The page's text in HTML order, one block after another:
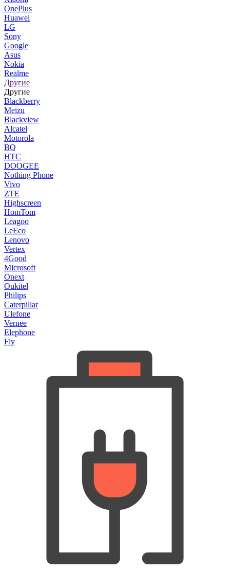
OnePlus
Huawei
LG
Sony
Google
Asus
Nokia
Realme
Другие
Другие
Blackberry
Meizu
Blackview
Alcatel
Motorola
BQ
HTC
DOOGEE
Nothing Phone
Vivo
ZTE
Highscreen
HomTom
Leagoo
LeEco
Lenovo
Vertex
4Good
Microsoft
Onext
Oukitel
Philips
Caterpillar
Ulefone
Vernee
Elephone
Fly